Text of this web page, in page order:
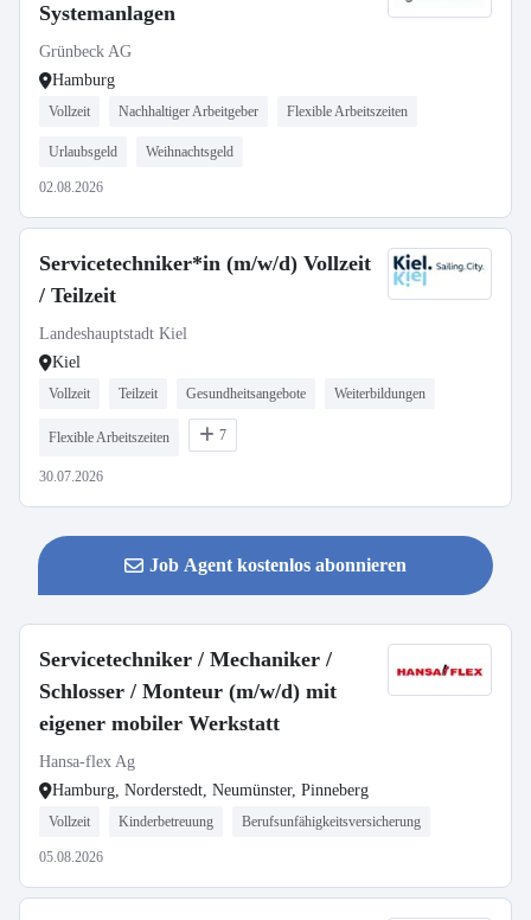
Systemanlagen
Grünbeck AG
Hamburg
Vollzeit Nachhaltiger Arbeitgeber Flexible Arbeitszeiten
Urlaubsgeld Weihnachtsgeld
02.08.2026
Servicetechniker*in (m/w/d) Vollzeit
/ Teilzeit
Landeshauptstadt Kiel
Kiel
Vollzeit Teilzeit Gesundheitsangebote Weiterbildungen
Flexible Arbeitszeiten 7
30.07.2026
Job Agent kostenlos abonnieren
Servicetechniker / Mechaniker /
Schlosser / Monteur (m/w/d) mit
eigener mobiler Werkstatt
Hansa-flex Ag
Hamburg, Norderstedt, Neumünster, Pinneberg
Vollzeit Kinderbetreuung Berufsunfähigkeitsversicherung
05.08.2026